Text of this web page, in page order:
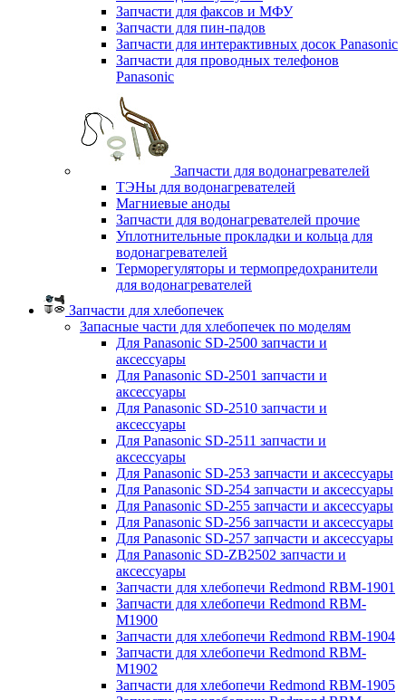
Запчасти для факсов и МФУ
Запчасти для пин-падов
Запчасти для интерактивных досок Panasonic
Запчасти для проводных телефонов
Panasonic
Запчасти для водонагревателей
ТЭНы для водонагревателей
Магниевые аноды
Запчасти для водонагревателей прочие
Уплотнительные прокладки и кольца для
водонагревателей
Терморегуляторы и термопредохранители
для водонагревателей
Запчасти для хлебопечек
Запасные части для хлебопечек по моделям
Для Panasonic SD-2500 запчасти и
аксессуары
Для Panasonic SD-2501 запчасти и
аксессуары
Для Panasonic SD-2510 запчасти и
аксессуары
Для Panasonic SD-2511 запчасти и
аксессуары
Для Panasonic SD-253 запчасти и аксессуары
Для Panasonic SD-254 запчасти и аксессуары
Для Panasonic SD-255 запчасти и аксессуары
Для Panasonic SD-256 запчасти и аксессуары
Для Panasonic SD-257 запчасти и аксессуары
Для Panasonic SD-ZB2502 запчасти и
аксессуары
Запчасти для хлебопечи Redmond RBM-1901
Запчасти для хлебопечи Redmond RBM-
M1900
Запчасти для хлебопечи Redmond RBM-1904
Запчасти для хлебопечи Redmond RBM-
M1902
Запчасти для хлебопечи Redmond RBM-1905